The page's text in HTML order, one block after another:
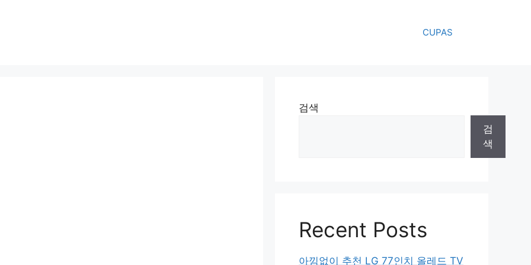
CUPAS
검색
검
색
Recent Posts
아낌없이 추천 LG 77인치 올레드 TV